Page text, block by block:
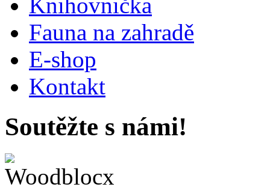
Knihovnička
Fauna na zahradě
E-shop
Kontakt
Soutěžte s námi!